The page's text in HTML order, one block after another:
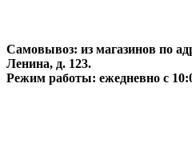
Самовывоз: из магазинов по
Ленина, д. 123.
Режим работы: ежедневно с